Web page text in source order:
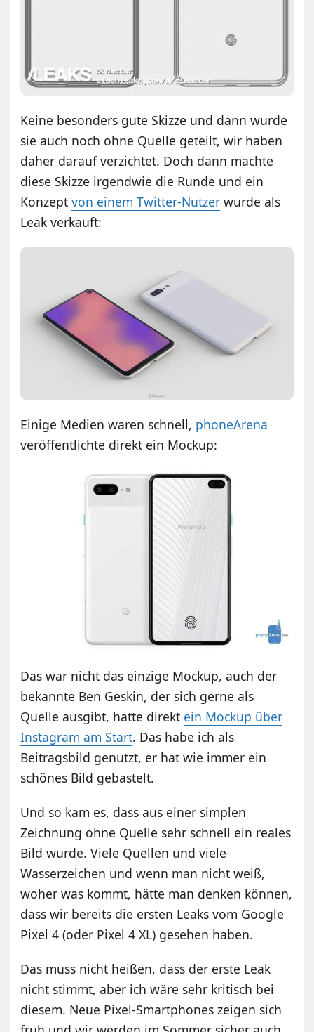
Keine besonders gute Skizze und dann wurde
sie auch noch ohne Quelle geteilt, wir haben
daher darauf verzichtet. Doch dann machte
diese Skizze irgendwie die Runde und ein
Konzeptvon einem Twitter-Nutzer wurde als
Leak verkauft:
Einige Medien waren schnell, phoneArena
veröffentlichte direkt ein Mockup:
Das war nicht das einzige Mockup, auch der
bekannte Ben Geskin, der sich gerne als
Quelle ausgibt, hatte direkt ein Mockup über
Instagram am Start. Das habe ich als
Beitragsbild genutzt, er hat wie immer ein
schönes Bild gebastelt.
Und so kam es, dass aus einer simplen
Zeichnung ohne Quelle sehr schnell ein reales
Bild wurde. Viele Quellen und viele
Wasserzeichen und wenn man nicht weiß,
woher was kommt, hätte man denken können,
dass wir bereits die ersten Leaks vom Google
Pixel 4 (oder Pixel 4 XL) gesehen haben.
Das muss nicht heißen, dass der erste Leak
nicht stimmt, aber ich wäre sehr kritisch bei
diesem. Neue Pixel-Smartphones zeigen sich